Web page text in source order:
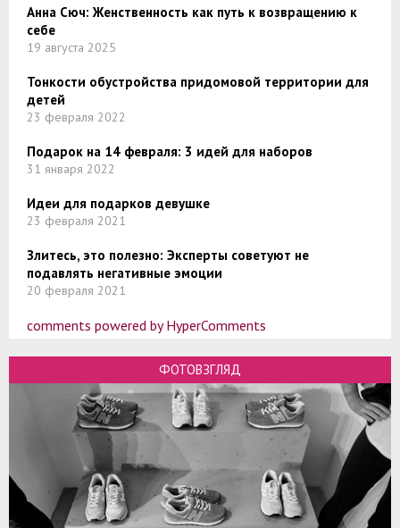
Анна Сюч: Женственность как путь к возвращению к
себе
19 августа 2025
Тонкости обустройства придомовой территории для
детей
23 февраля 2022
Подарок на 14 февраля: 3 идей для наборов
31 января 2022
Идеи для подарков девушке
23 февраля 2021
Злитесь, это полезно: Эксперты советуют не
подавлять негативные эмоции
20 февраля 2021
comments powered by HyperComments
ФОТОВЗГЛЯД